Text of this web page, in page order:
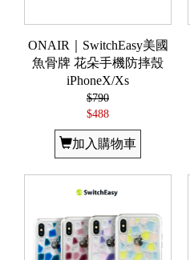
ONAIR｜SwitchEasy美國
魚骨牌 花朵手機防摔殼
iPhoneX/Xs
$790
$488
加入購物車